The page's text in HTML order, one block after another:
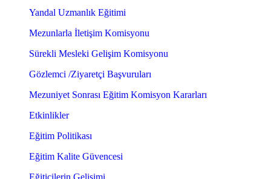
Yandal Uzmanlık Eğitimi
Mezunlarla İletişim Komisyonu
Sürekli Mesleki Gelişim Komisyonu
Gözlemci /Ziyaretçi Başvuruları
Mezuniyet Sonrası Eğitim Komisyon Kararları
Etkinlikler
Eğitim Politikası
Eğitim Kalite Güvencesi